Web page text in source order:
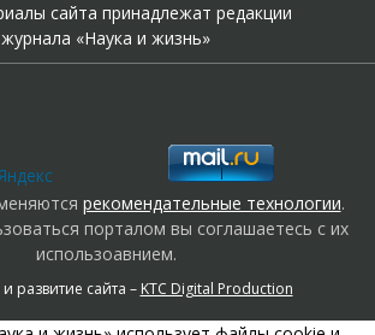
сайта принадлежат редакции
журнала «Наука и жизнь»
рекомендательные технологии.
порталом вы соглашаетесь с их
использоавнием.
развитие сайта – KTC Digital Production